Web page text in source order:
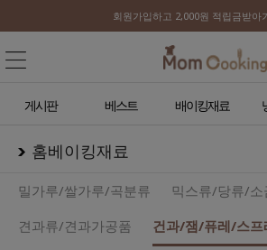
회원가입하고 2,000원 적립금받아
게시판 베스트 배이킹재료
홈베이킹재료
밀가루/쌀가루/곡분류
믹스류/당류/
견과류/견과가공품
건과/잼/퓨레/스프